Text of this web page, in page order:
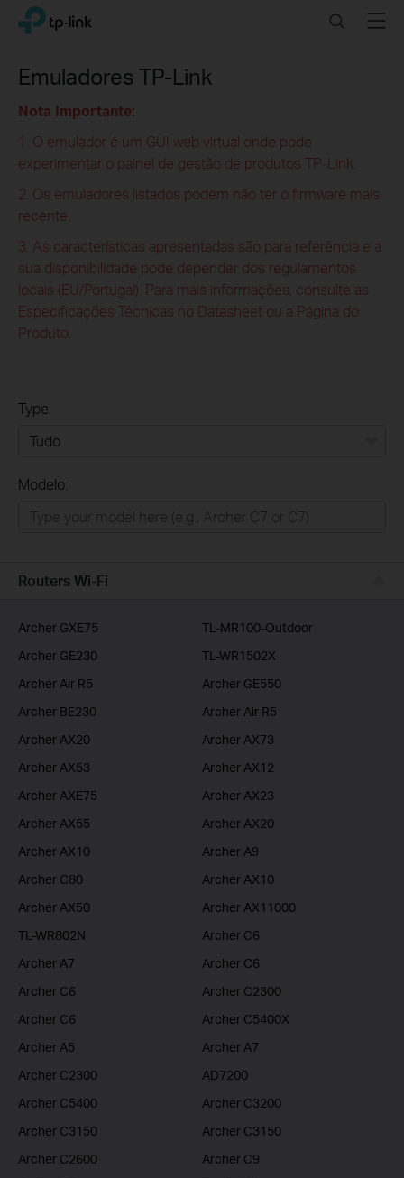
Click
navigation
TP-Link, Reliably Smart SearchMenu
Emuladores TP-Link
Nota Importante:
1. O emulador é um GUI web virtual onde pode
experimentar o painel de gestão de produtos TP-Link.
2. Os emuladores listados podem não ter o firmware mais
recente.
3. As características apresentadas são para referência e a
sua disponibilidade pode depender dos regulamentos
locais (EU/Portugal). Para mais informações, consulte as
Especificações Técnicas no Datasheet ou a Página do
Produto.
Type:
Empresas
Modelo:
Routers Wi-Fi
Archer GXE75
TL-MR100-Outdoor
Archer GE230
TL-WR1502X
Archer Air R5
Archer GE550
Archer BE230
Archer Air R5
Archer AX20
Archer AX73
Archer AX53
Archer AX12
Archer AXE75
Archer AX23
Archer AX55
Archer AX20
Archer AX10
Archer A9
Archer C80
Archer AX10
Archer AX50
Archer AX11000
TL-WR802N
Archer C6
Archer A7
Archer C6
Archer C6
Archer C2300
Archer C6
Archer C5400X
Archer A5
Archer A7
Archer C2300
AD7200
Archer C5400
Archer C3200
Archer C3150
Archer C3150
Archer C2600
Archer C9